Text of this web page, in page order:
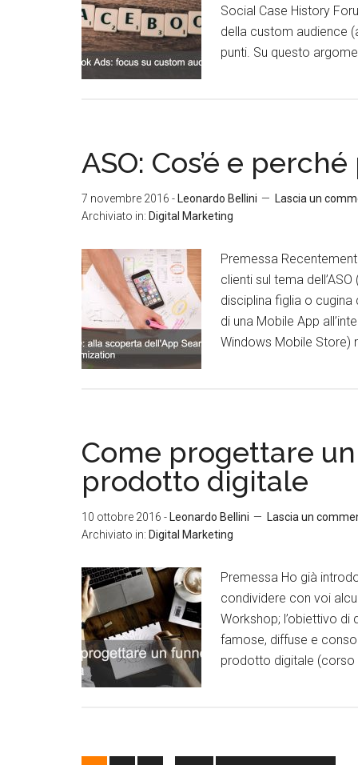
Social Case History
della custom audience
punti. Su questo
ASO: Cos’é e
7 novembre 2016 - Leonardo Bellini
Lascia un
Archiviato in: Digital Marketing
Premessa
clienti sul tema
disciplina figlia o
di una Mobile App
Windows Mobile Store)
Come progettare
prodotto digitale
10 ottobre 2016 - Leonardo Bellini
Lascia un
Archiviato in: Digital Marketing
Premessa Ho già
condividere con voi
Workshop; l’obiettivo
famose, diffuse e
prodotto digitale (corso